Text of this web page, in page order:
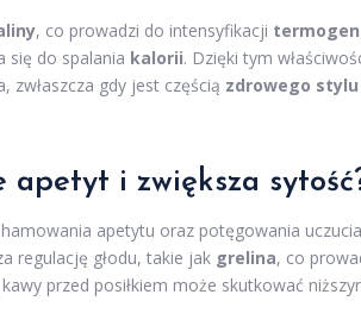
, co prowadzi do intensyfikacji
się do spalania kalorii. Dzięki tym
zwłaszcza gdy jest częścią zdrowego stylu
apetyt i zwiększa
apetytu oraz potęgowania
regulację głodu, takie jak grelina, co
przed posiłkiem może skutkować